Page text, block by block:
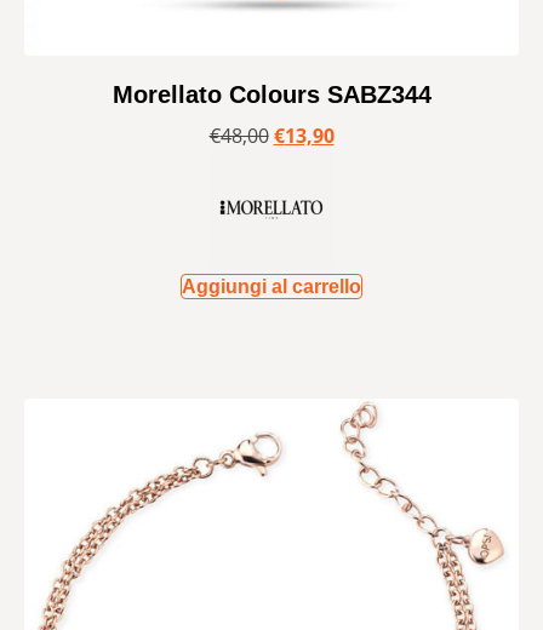
Morellato Colours SABZ344
€48,00 €13,90
Aggiungi al carrello